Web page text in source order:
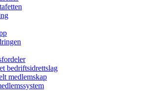
bedriftsidrettslag
medlemskap